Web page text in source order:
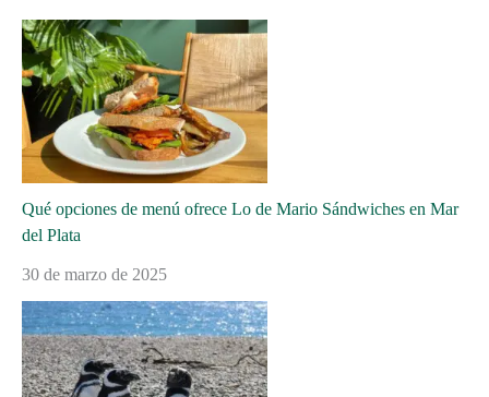
Qué opciones de menú ofrece Lo de Mario Sándwiches en Mar
del Plata
30 de marzo de 2025